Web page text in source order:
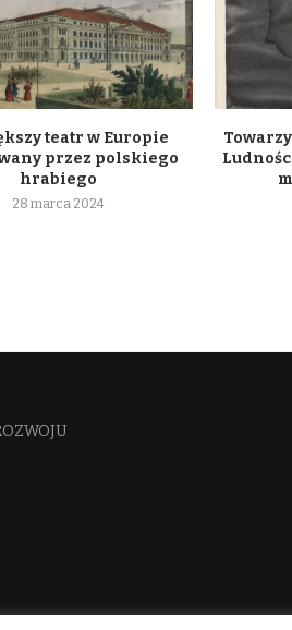
teatr w Europie
przez polskiego
hrabiego
28 marca 2024